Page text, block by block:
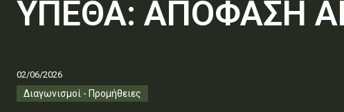
ΥΠΕΘΑ: ΑΠΟΦΑΣΗ
02/06/2026
Διαγωνισμοί - Προμήθειες